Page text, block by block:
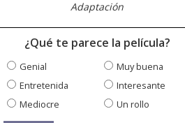
Adaptación
¿Qué te parece la película?
Genial
Muy buena
Entretenida
Interesante
Mediocre
Un rollo